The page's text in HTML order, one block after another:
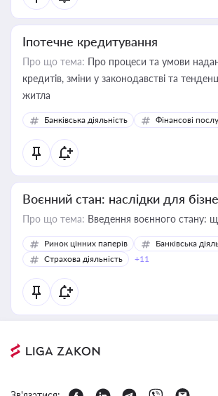
Іпотечне кредитування
Про що тема: Про процеси та умови
кредитів, зміни у законодавстві та
житла
Банківська діяльність Фінансові
Воєнний стан: наслідки для
Про що тема: Введення воєнного стану:
Ринок цінних паперів
Банківська
Страхова діяльність
+11